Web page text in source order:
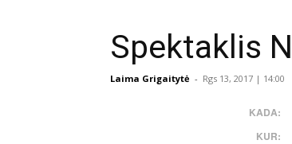
Spektaklis
Laima Grigaitytė - Rgs 13, 2017 | 14:00
KADA:
KUR: